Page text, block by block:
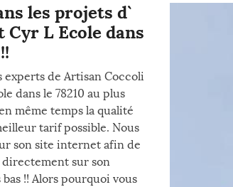
les projets d`
Cyr L Ecole dans
experts de Artisan Coccoli
dans le 78210 au plus
même temps la qualité
tarif possible. Nous
son site internet afin de
sur son
!! Alors pourquoi vous